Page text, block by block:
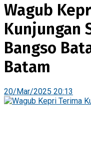
Wagub
Kunjungan
Bangso
Batam
20/Mar/2025 20:13